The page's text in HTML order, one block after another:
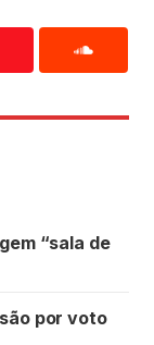
“sala de
por voto